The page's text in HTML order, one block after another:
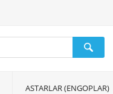
ASTARLAR (ENGOPLAR)